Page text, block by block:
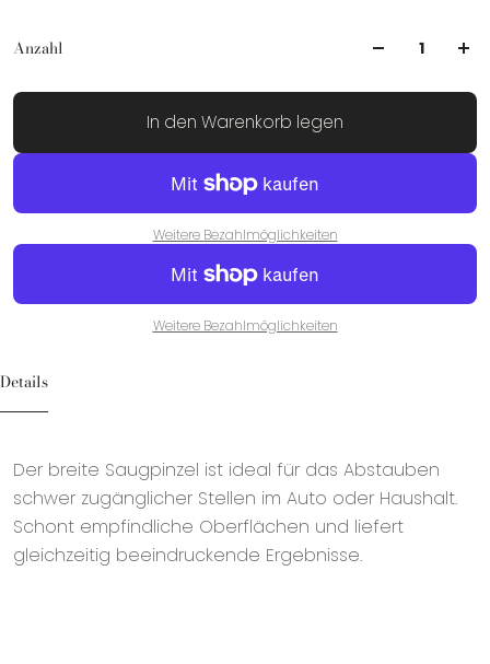
Anzahl
In den Warenkorb legen
Weitere Bezahlmöglichkeiten
Weitere Bezahlmöglichkeiten
Details
Der breite Saugpinzel ist ideal für das Abstauben
schwer zugänglicher Stellen im Auto oder Haushalt.
Schont empfindliche Oberflächen und liefert
gleichzeitig beeindruckende Ergebnisse.